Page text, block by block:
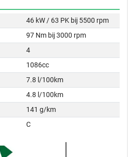
46 kW / 63 PK bij 5500 rpm
97 Nm bij 3000 rpm
4
1086cc
7.8 l/100km
4.8 l/100km
141 g/km
C